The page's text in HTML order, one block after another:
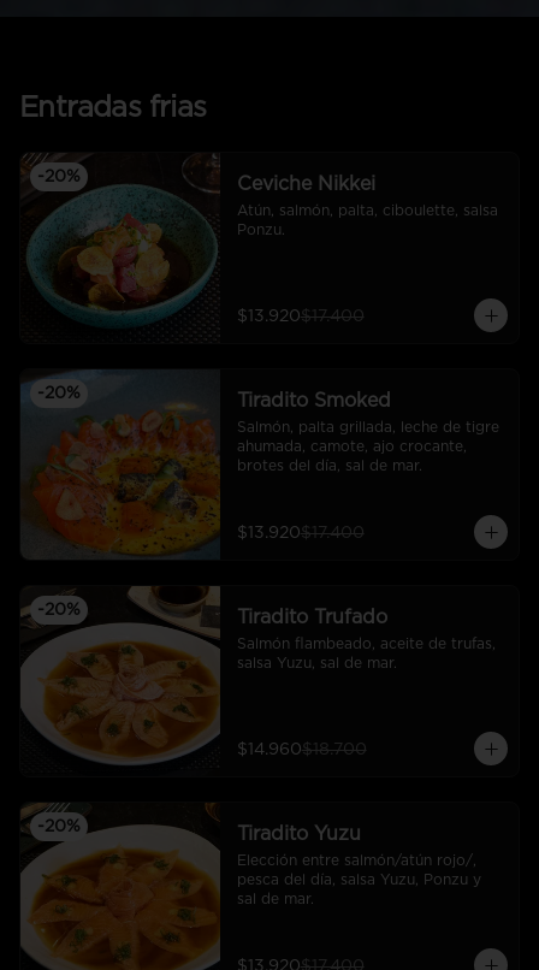
Entradas frias
-20% Ceviche Nikkei
Atún, salmón, palta, ciboulette, salsa
Ponzu.
$13.920$17.400
-20% Tiradito Smoked
Salmón, palta grillada, leche de tigre
ahumada, camote, ajo crocante,
brotes del día, sal de mar.
$13.920$17.400
-20% Tiradito Trufado
Salmón flambeado, aceite de trufas,
salsa Yuzu, sal de mar.
$14.960$18.700
-20% Tiradito Yuzu
Elección entre salmón/atún rojo/,
pesca del día, salsa Yuzu, Ponzu y
sal de mar.
$13.920$17.400